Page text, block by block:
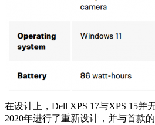
在设计上，Dell XPS 17与XPS 15并
2020年进行了重新设计，并与首款